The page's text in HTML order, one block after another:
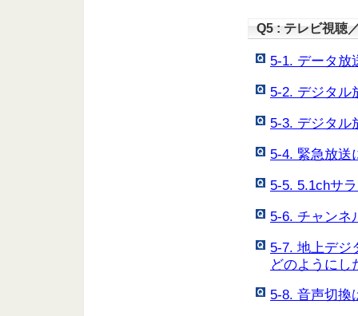
Q5 : テレビ視聴
5-1. データ放
5-2. デジタル
5-3. デジタル
5-4. 緊急放送
5-5. 5.1chサ
5-6. チャンネ
5-7. 地上デジ
どのようにし
5-8. 音声切換